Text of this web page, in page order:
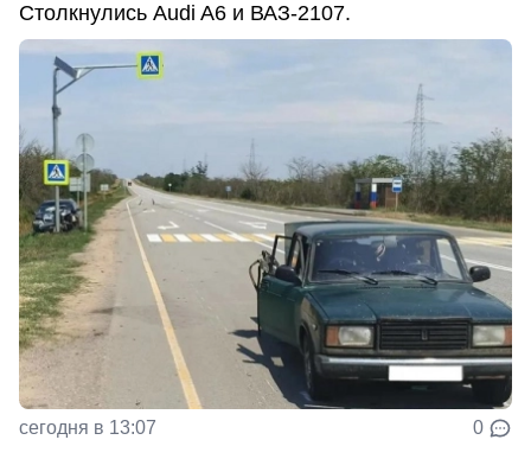
Столкнулись Audi A6 и ВАЗ-2107.
сегодня в 13:07 0